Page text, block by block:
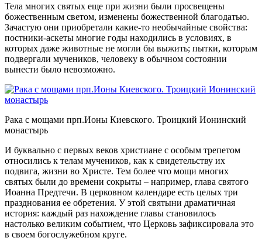
Тела многих святых еще при жизни были просвещены
божественным светом, изменены божественной благодатью.
Зачастую они приобретали какие-то необычайные свойства:
постники-аскеты многие годы находились в условиях, в
которых даже животные не могли бы выжить; пытки, которым
подвергали мучеников, человеку в обычном состоянии
вынести было невозможно.
Рака с мощами прп.Ионы Киевского. Троицкий Ионинский
монастырь
И буквально с первых веков христиане с особым трепетом
относились к телам мучеников, как к свидетельству их
подвига, жизни во Христе. Тем более что мощи многих
святых были до времени сокрыты – например, глава святого
Иоанна Предтечи. В церковном календаре есть целых три
празднования ее обретения. У этой святыни драматичная
история: каждый раз нахождение главы становилось
настолько великим событием, что Церковь зафиксировала это
в своем богослужебном круге.